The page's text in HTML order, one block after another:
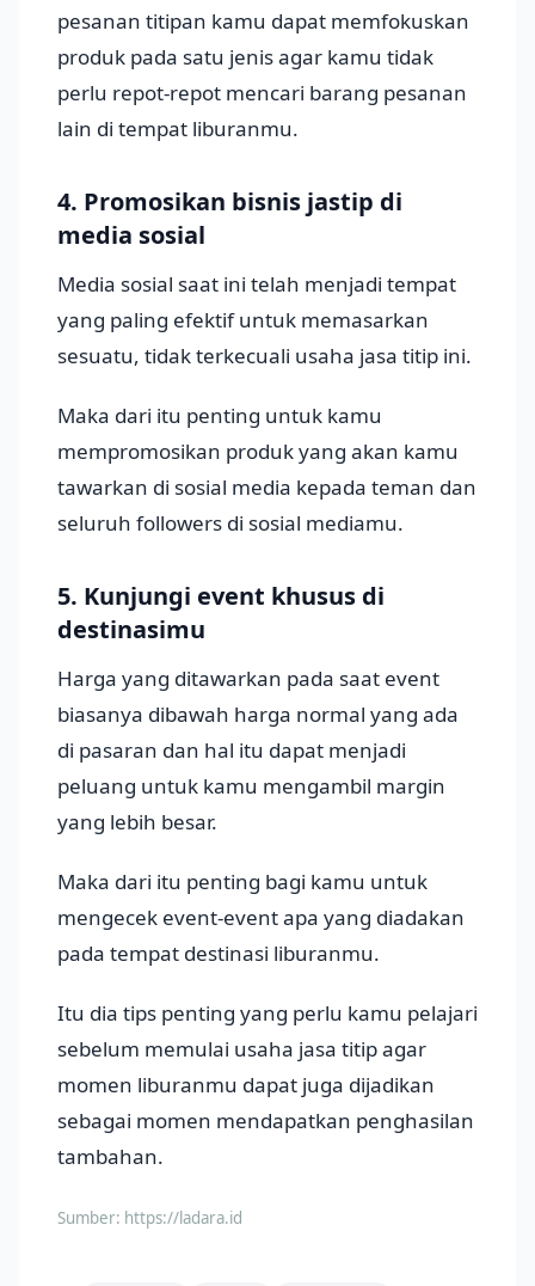
pesanan titipan kamu dapat memfokuskan
produk pada satu jenis agar kamu tidak
perlu repot-repot mencari barang pesanan
lain di tempat liburanmu.
4. Promosikan bisnis jastip di
media sosial
Media sosial saat ini telah menjadi tempat
yang paling efektif untuk memasarkan
sesuatu, tidak terkecuali usaha jasa titip ini.
Maka dari itu penting untuk kamu
mempromosikan produk yang akan kamu
tawarkan di sosial media kepada teman dan
seluruh followers di sosial mediamu.
5. Kunjungi event khusus di
destinasimu
Harga yang ditawarkan pada saat event
biasanya dibawah harga normal yang ada
di pasaran dan hal itu dapat menjadi
peluang untuk kamu mengambil margin
yang lebih besar.
Maka dari itu penting bagi kamu untuk
mengecek event-event apa yang diadakan
pada tempat destinasi liburanmu.
Itu dia tips penting yang perlu kamu pelajari
sebelum memulai usaha jasa titip agar
momen liburanmu dapat juga dijadikan
sebagai momen mendapatkan penghasilan
tambahan.
Sumber: https://ladara.id